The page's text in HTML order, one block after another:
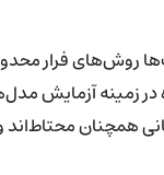
روش‌های فرار
زمینه آزمایش
همچنان